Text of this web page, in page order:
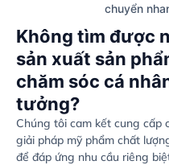
chuyển
Không tìm được
sản xuất sản
chăm sóc cá
tưởng?
Chúng tôi cam kết cung cấp
giải pháp mỹ phẩm chất
để đáp ứng nhu cầu riêng